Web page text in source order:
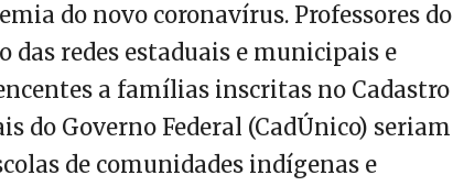
do novo coronavírus. Professores do
redes estaduais e municipais e
a famílias inscritas no Cadastro
do Governo Federal (CadÚnico) seriam
de comunidades indígenas e